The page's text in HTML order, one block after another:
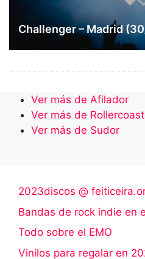
Challenger – Madrid
Ver más de Afilador
Ver más de
Ver más de Sudor
2023discos @
Bandas de rock indie en
Todo sobre el EMO
Vinilos para regalar en